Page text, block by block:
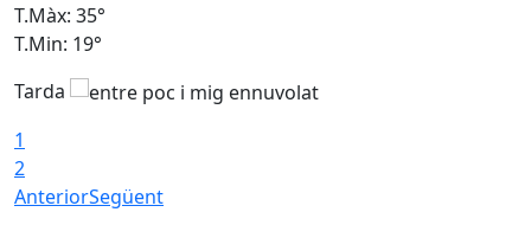
T.Màx: 35°
T.Min: 19°
Tarda
1
2
AnteriorSegüent